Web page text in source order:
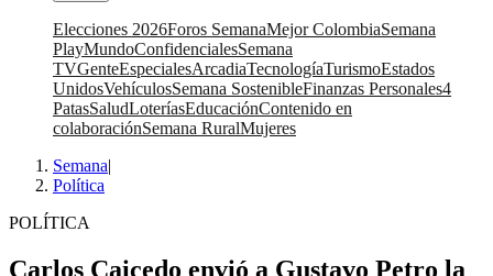
Elecciones 2026Foros SemanaMejor ColombiaSemana
PlayMundoConfidencialesSemana
TVGenteEspecialesArcadiaTecnologíaTurismoEstados
UnidosVehículosSemana SostenibleFinanzas Personales4
PatasSaludLoteríasEducaciónContenido en
colaboraciónSemana RuralMujeres
Semana|
Política
POLÍTICA
Carlos Caicedo envió a Gustavo Petro la